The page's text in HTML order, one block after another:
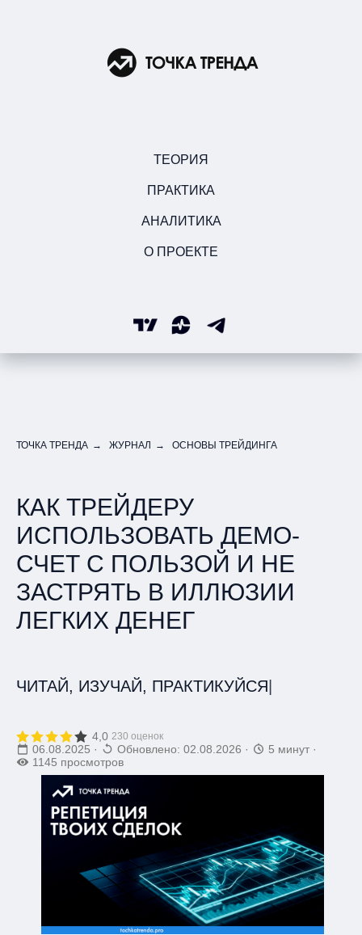
ТЕОРИЯ
ПРАКТИКА
АНАЛИТИКА
О ПРОЕКТЕ
ТОЧКА ТРЕНДА → ЖУРНАЛ → ОСНОВЫ ТРЕЙДИНГА
КАК ТРЕЙДЕРУ
ИСПОЛЬЗОВАТЬ ДЕМО-
СЧЕТ С ПОЛЬЗОЙ И НЕ
ЗАСТРЯТЬ В ИЛЛЮЗИИ
ЛЕГКИХ ДЕНЕГ
ЧИТАЙ, ИЗУЧАЙ, ПРАКТИКУЙСЯ
4,0 230 оценок
06.08.2025 · Обновлено: 02.08.2026 · 5 минут ·
1145 просмотров